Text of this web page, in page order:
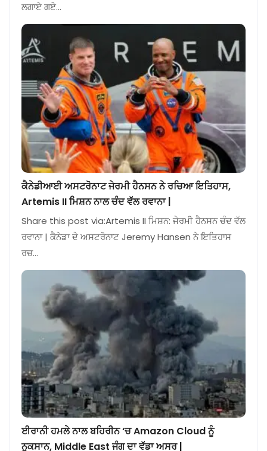
ਲਗਾਏ ਗਏ…
ਕੈਨੇਡੀਆਈ ਅਸਟਰੋਨਾਟ ਜੇਰਮੀ ਹੈਨਸਨ ਨੇ ਰਚਿਆ ਇਤਿਹਾਸ,
Artemis II ਮਿਸ਼ਨ ਨਾਲ ਚੰਦ ਵੱਲ ਰਵਾਨਾ |
Share this post via:Artemis II ਮਿਸ਼ਨ: ਜੇਰਮੀ ਹੈਨਸਨ ਚੰਦ ਵੱਲ
ਰਵਾਨਾ | ਕੈਨੇਡਾ ਦੇ ਅਸਟਰੋਨਾਟ Jeremy Hansen ਨੇ ਇਤਿਹਾਸ
ਰਚ…
ਈਰਾਨੀ ਹਮਲੇ ਨਾਲ ਬਹਿਰੀਨ ‘ਚ Amazon Cloud ਨੂੰ
ਨੁਕਸਾਨ, Middle East ਜੰਗ ਦਾ ਵੱਡਾ ਅਸਰ |